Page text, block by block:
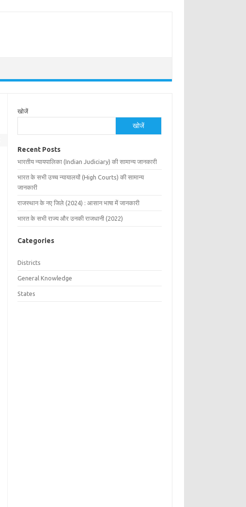
खोजें
खोजें
Recent Posts
भारतीय न्यायपालिका (Indian Judiciary) की सामान्य जानकारी
भारत के सभी उच्च न्यायालयों (High Courts) की सामान्य
जानकारी
राजस्थान के नए जिले (2024) : आसान भाषा में जानकारी
भारत के सभी राज्य और उनकी राजधानी (2022)
Categories
Districts
General Knowledge
States